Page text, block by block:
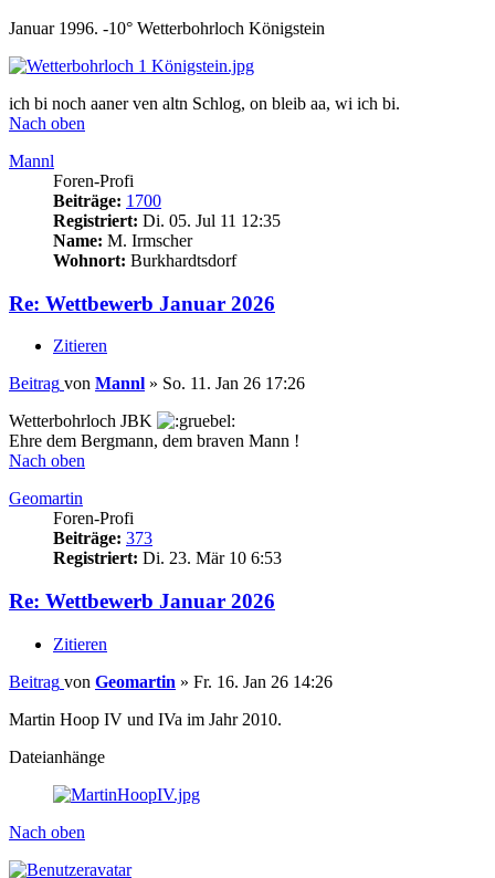
Januar 1996. -10° Wetterbohrloch Königstein
ich bi noch aaner ven altn Schlog, on bleib aa, wi ich bi.
Nach oben
Mannl
Foren-Profi
Beiträge: 1700
Registriert: Di. 05. Jul 11 12:35
Name: M. Irmscher
Wohnort: Burkhardtsdorf
Re: Wettbewerb Januar 2026
Zitieren
Beitrag von Mannl » So. 11. Jan 26 17:26
Wetterbohrloch JBK
Ehre dem Bergmann, dem braven Mann !
Nach oben
Geomartin
Foren-Profi
Beiträge: 373
Registriert: Di. 23. Mär 10 6:53
Re: Wettbewerb Januar 2026
Zitieren
Beitrag von Geomartin » Fr. 16. Jan 26 14:26
Martin Hoop IV und IVa im Jahr 2010.
Dateianhänge
Nach oben